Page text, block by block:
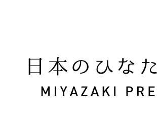
日本のひなた 宮崎県